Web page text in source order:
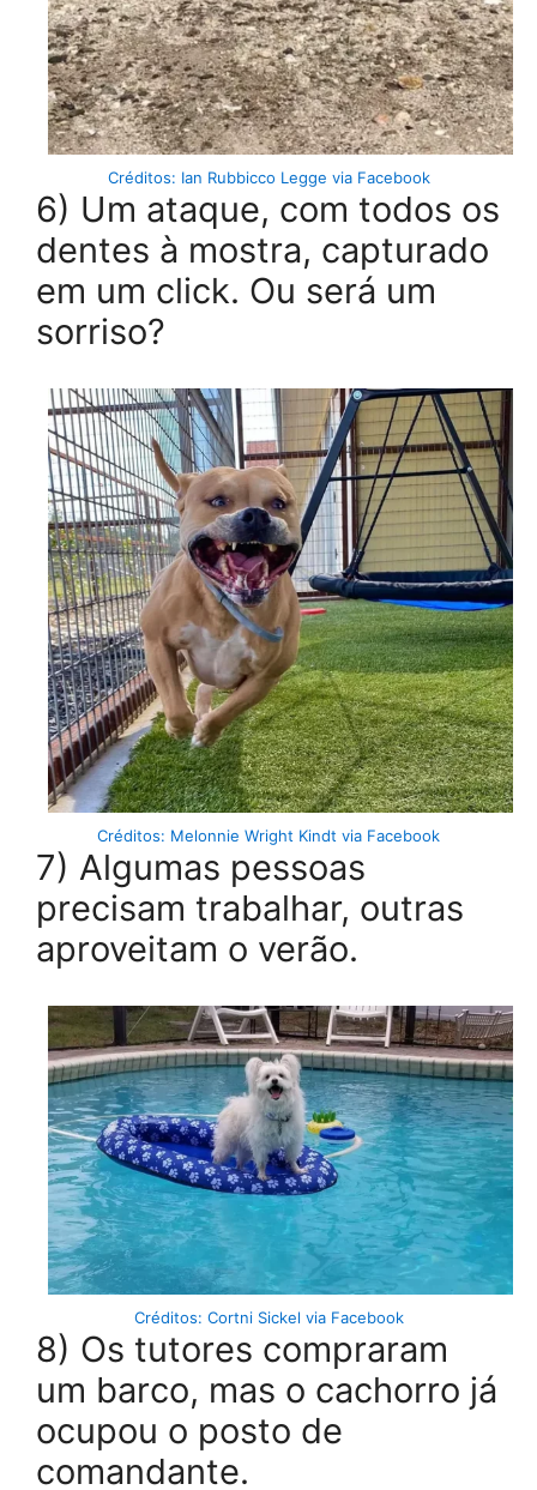
Créditos: Ian Rubbicco Legge via Facebook
6) Um ataque, com todos os
dentes à mostra, capturado
em um click. Ou será um
sorriso?
Créditos: Melonnie Wright Kindt via Facebook
7) Algumas pessoas
precisam trabalhar, outras
aproveitam o verão.
Créditos: Cortni Sickel via Facebook
8) Os tutores compraram
um barco, mas o cachorro já
ocupou o posto de
comandante.